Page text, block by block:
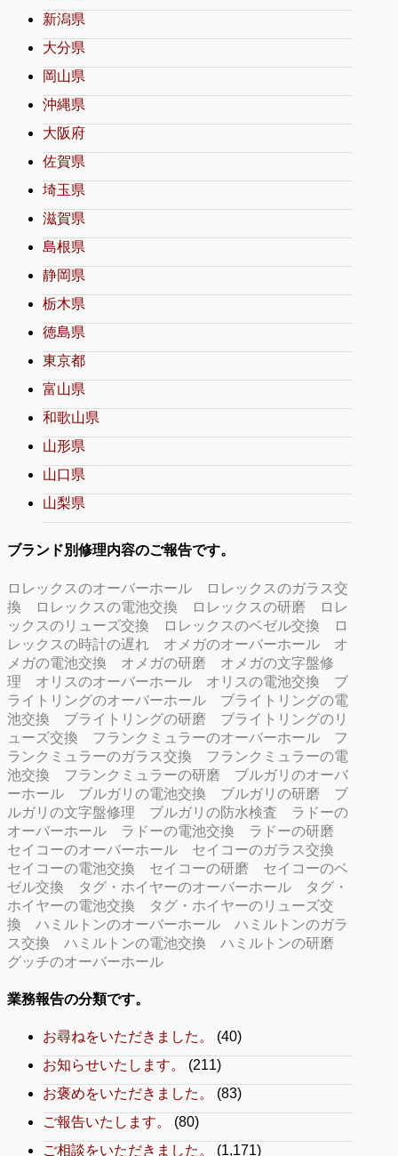
新潟県
大分県
岡山県
沖縄県
大阪府
佐賀県
埼玉県
滋賀県
島根県
静岡県
栃木県
徳島県
東京都
富山県
和歌山県
山形県
山口県
山梨県
ブランド別修理内容のご報告です。
ロレックスのオーバーホール
ロレックスのガラス交
換
ロレックスの電池交換 ロレックスの研磨
ロレ
ックスのリューズ交換
ロレックスのベゼル交換
ロ
レックスの時計の遅れ
オメガのオーバーホール
オ
メガの電池交換
オメガの研磨
オメガの文字盤修
理
オリスのオーバーホール オリスの電池交換
ブ
ライトリングのオーバーホール
ブライトリングの電
池交換
ブライトリングの研磨
ブライトリングのリ
ューズ交換
フランクミュラーのオーバーホール
フ
ランクミュラーのガラス交換
フランクミュラーの電
池交換
フランクミュラーの研磨
ブルガリのオーバ
ーホール
ブルガリの電池交換 ブルガリの研磨
ブ
ルガリの文字盤修理
ブルガリの防水検査
ラドーの
オーバーホール
ラドーの電池交換
ラドーの研磨
セイコーのオーバーホール
セイコーのガラス交換
セイコーの電池交換
セイコーの研磨
セイコーのベ
ゼル交換
タグ・ホイヤーのオーバーホール
タグ・
ホイヤーの電池交換
タグ・ホイヤーのリューズ交
換
ハミルトンのオーバーホール
ハミルトンのガラ
ス交換
ハミルトンの電池交換
ハミルトンの研磨
グッチのオーバーホール
業務報告の分類です。
お尋ねをいただきました。
(40)
お知らせいたします。
(211)
お褒めをいただきました。
(83)
ご報告いたします。
(80)
ご相談をいただきました。
(1,171)